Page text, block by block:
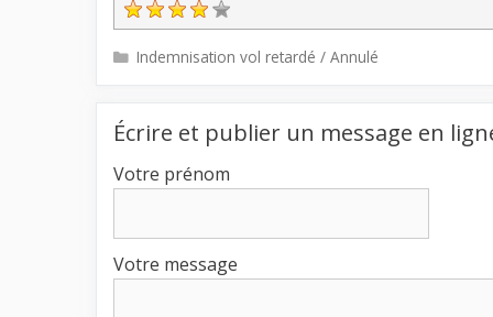
Catégories
Indemnisation vol retardé / Annulé
Écrire et publier un message en
Votre prénom
Votre message